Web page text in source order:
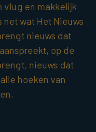
vlug en makkelijk
wat Het Nieuws
nieuws dat
op de
nieuws dat
hoeken van